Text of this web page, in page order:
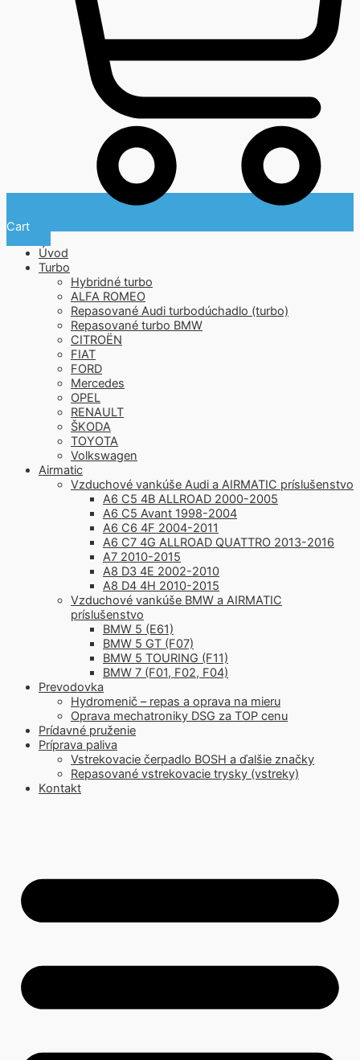
Cart
Úvod
Turbo
Hybridné turbo
ALFA ROMEO
Repasované Audi turbodúchadlo (turbo)
Repasované turbo BMW
CITROËN
FIAT
FORD
Mercedes
OPEL
RENAULT
ŠKODA
TOYOTA
Volkswagen
Airmatic
Vzduchové vankúše Audi a AIRMATIC príslušenstvo
A6 C5 4B ALLROAD 2000-2005
A6 C5 Avant 1998-2004
A6 C6 4F 2004-2011
A6 C7 4G ALLROAD QUATTRO 2013-2016
A7 2010-2015
A8 D3 4E 2002-2010
A8 D4 4H 2010-2015
Vzduchové vankúše BMW a AIRMATIC
príslušenstvo
BMW 5 (E61)
BMW 5 GT (F07)
BMW 5 TOURING (F11)
BMW 7 (F01, F02, F04)
Prevodovka
Hydromenič – repas a oprava na mieru
Oprava mechatroniky DSG za TOP cenu
Prídavné pruženie
Príprava paliva
Vstrekovacie čerpadlo BOSH a ďalšie značky
Repasované vstrekovacie trysky (vstreky)
Kontakt